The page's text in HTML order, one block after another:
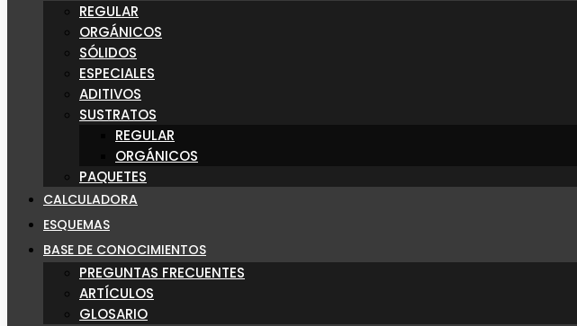
REGULAR
ORGÁNICOS
SÓLIDOS
ESPECIALES
ADITIVOS
SUSTRATOS
REGULAR
ORGÁNICOS
PAQUETES
CALCULADORA
ESQUEMAS
BASE DE CONOCIMIENTOS
PREGUNTAS FRECUENTES
ARTÍCULOS
GLOSARIO